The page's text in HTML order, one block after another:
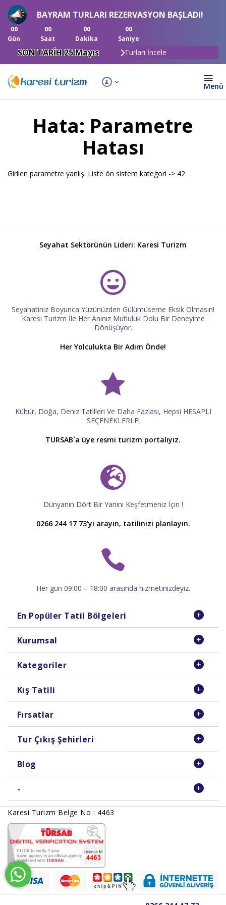
BAYRAM TURLARI REZERVASYON BAŞLADI!
00
Gün
00
Saat
00
Dakika
00
Saniye
SON TARİH 25 Mayıs Turları İncele
Hata: Parametre
Hatası
Girilen parametre yanlış. Liste ön sistem kategori -> 42
Seyahat Sektörünün Lideri: Karesi Turizm
Seyahatiniz Boyunca Yüzünüzden Gülümüseme Eksik Olmasın!
Karesi Turizm İle Her Anınız Mutluluk Dolu Bir Deneyime
Dönüşüyor.
Her Yolculukta Bir Adım Önde!
Kültür, Doğa, Deniz Tatilleri Ve Daha Fazlası, Hepsi HESAPLI
SEÇENEKLERLE!
TURSAB`a üye resmi turizm portalıyız.
Dünyanın Dört Bir Yanını Keşfetmeniz İçin !
0266 244 17 73’yi arayın, tatilinizi planlayın.
Her gün 09:00 – 18:00 arasında hizmetinizdeyiz.
En Popüler Tatil Bölgeleri
Kurumsal
Kategoriler
Kış Tatili
Fırsatlar
Tur Çıkış Şehirleri
Blog
-
Karesi Turizm Belge No : 4463